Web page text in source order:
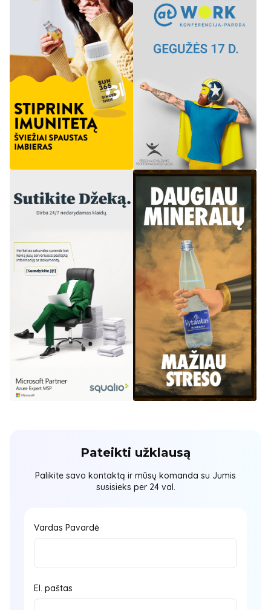
Pateikti užklausą
Palikite savo kontaktą ir mūsų komanda su Jumis
susisieks per 24 val.
Vardas Pavardė
El. paštas